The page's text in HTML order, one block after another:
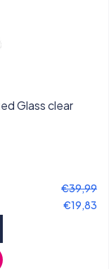
Glass clear
€39,99
€19,83